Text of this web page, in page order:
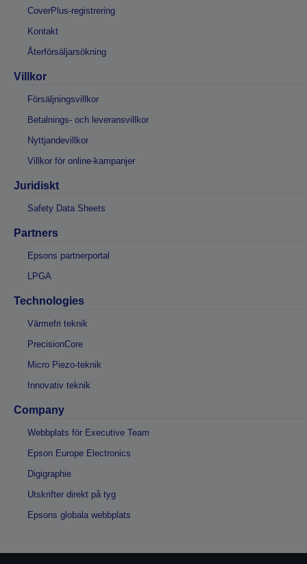
CoverPlus-registrering
Kontakt
Återförsäljarsökning
Villkor
Försäljningsvillkor
Betalnings- och leveransvillkor
Nyttjandevillkor
Villkor för online-kampanjer
Juridiskt
Safety Data Sheets
Partners
Epsons partnerportal
LPGA
Technologies
Värmefri teknik
PrecisionCore
Micro Piezo-teknik
Innovativ teknik
Company
Webbplats för Executive Team
Epson Europe Electronics
Digigraphie
Utskrifter direkt på tyg
Epsons globala webbplats